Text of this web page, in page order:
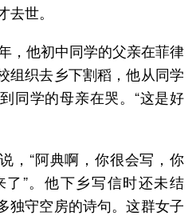
世。
，他初中同学的父亲在菲律
组织去乡下割稻，他从同学
同学的母亲在哭。“这是好
，“阿典啊，你很会写，你
”。他下乡写信时还未结
独守空房的诗句。这群女子